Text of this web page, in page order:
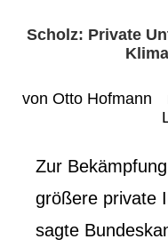
Scholz: Private
von Otto Hofmann
Zur
größere private
sagte